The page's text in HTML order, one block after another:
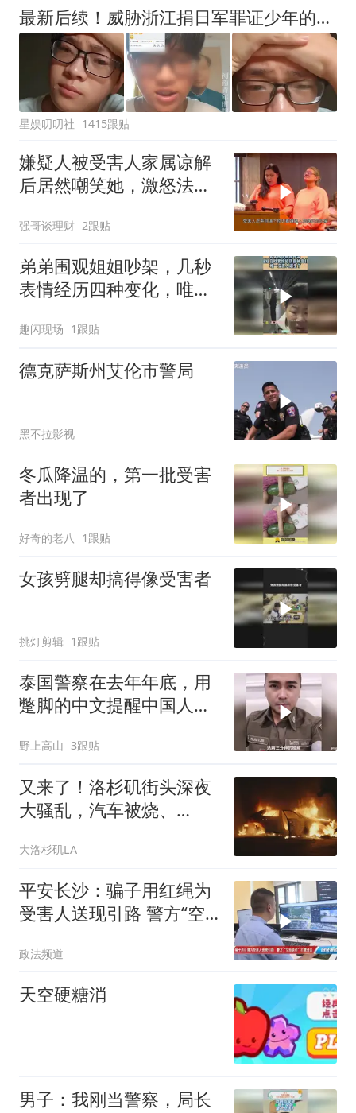
最新后续！威胁浙江捐日军罪证少年的人找到，已有一人被警方传唤
星娱叨叨社 1415跟贴
嫌疑人被受害人家属谅解
后居然嘲笑她，激怒法官
强哥谈理财 2跟贴
弟弟围观姐姐吵架，几秒
表情经历四种变化，唯一
趣闪现场 1跟贴
德克萨斯州艾伦市警局
黑不拉影视
冬瓜降温的，第一批受害
者出现了
好奇的老八 1跟贴
女孩劈腿却搞得像受害者
挑灯剪辑 1跟贴
泰国警察在去年年底，用
蹩脚的中文提醒中国人不
野上高山 3跟贴
又来了！洛杉矶街头深夜
大骚乱，汽车被烧、
大洛杉矶LA
平安长沙：骗子用红绳为
受害人送现引路 警方“空
政法频道
天空硬糖消
男子：我刚当警察，局长